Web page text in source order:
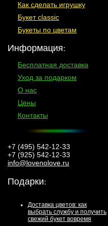
Как сделать игрушку
Букет classic
Букеты по цветам
Информация:
Бесплатная доставка
Уход за подарком
О нас
Цены
Контакты
+7 (495) 542-12-33
+7 (925) 542-12-33
info@lovenolove.ru
Подарки:
Доставка цветов: как
выбрать службу и получить
свежий букет вовремя